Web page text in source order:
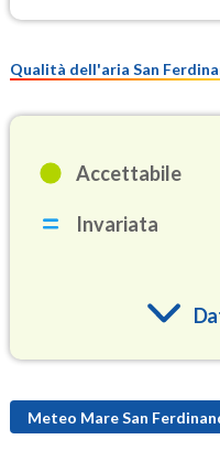
Qualità dell'aria San
Accettabile
Invariata
(Ozono)
Meteo Mare San